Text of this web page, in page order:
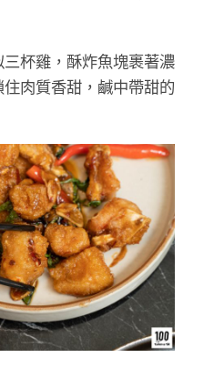
杯雞，酥炸魚塊裹著濃
肉質香甜，鹹中帶甜的